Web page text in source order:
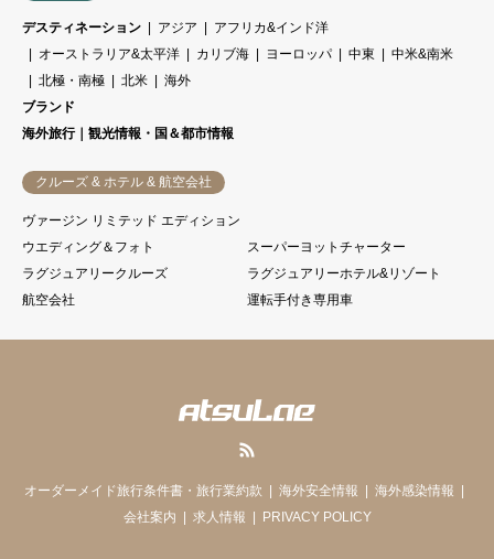
デスティネーション アジア
アフリカ&インド洋
オーストラリア&太平洋
カリブ海 ヨーロッパ 中東
中米&南米
北極・南極
北米
海外
ブランド
海外旅行｜観光情報・国＆都市情報
クルーズ & ホテル & 航空会社
ヴァージン リミテッド エディション
ウエディング＆フォト
スーパーヨットチャーター
ラグジュアリークルーズ
ラグジュアリーホテル&リゾート
航空会社
運転手付き専用車
オーダーメイド旅行条件書・旅行業約款 海外安全情報
海外感染情報
会社案内
求人情報 PRIVACY POLICY